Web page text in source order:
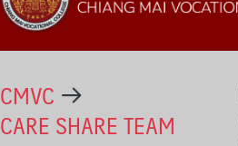
CMVC
CARE SHARE TEAM